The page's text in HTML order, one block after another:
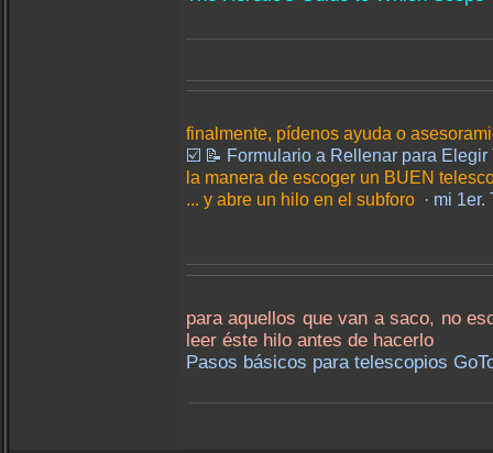
finalmente, pídenos ayuda o
☑️ 📝 Formulario a Rellenar para
la manera de escoger un BUEN
... y abre un hilo en el subforo · mi
para aquellos que van a saco, no
leer éste hilo antes de hacerlo
Pasos básicos para telescopios